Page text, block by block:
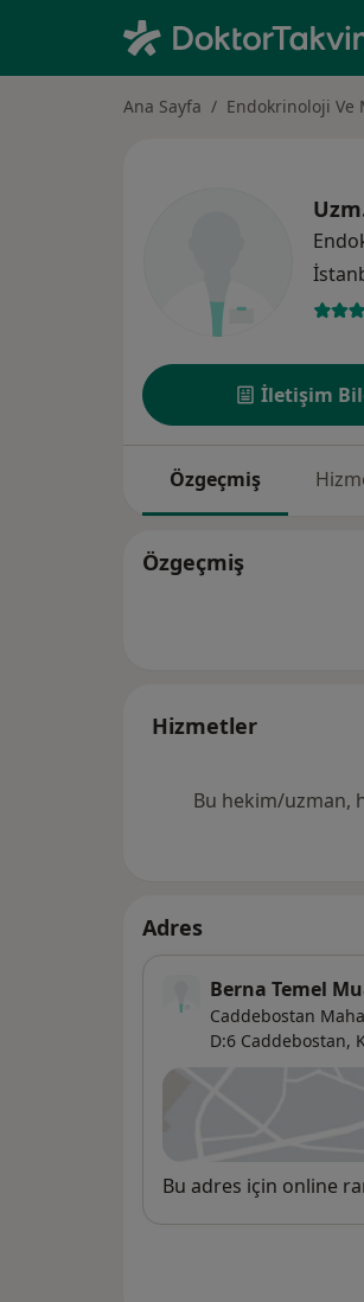
Ana Sayfa Endokrinoloji Ve
İletişim
Özgeçmiş
Özgeçmiş
Hizmetler
Bu hekim/uzman,
Adres
Berna Temel
Caddebostan
D:6 Caddebostan,
Uygunluk
Bu adres için online